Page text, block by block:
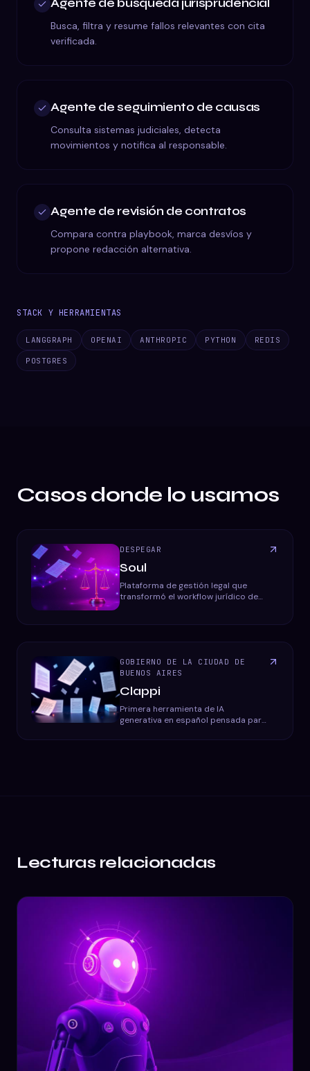
Busca, filtra y resume fallos relevantes con cita
verificada.
Agente de seguimiento de causas
Consulta sistemas judiciales, detecta
movimientos y notifica al responsable.
Agente de revisión de contratos
Compara contra playbook, marca desvíos y
propone redacción alternativa.
STACK Y HERRAMIENTAS
LANGGRAPH OPENAI ANTHROPIC PYTHON REDIS
POSTGRES
Casos donde lo usamos
DESPEGAR
Soul
Plataforma de gestión legal que
transformó el workflow jurídico de
GOBIERNO DE LA CIUDAD DE
BUENOS AIRES
Clappi
Primera herramienta de IA
generativa en español pensada para
lenguaje claro y accesible para el
Lecturas relacionadas